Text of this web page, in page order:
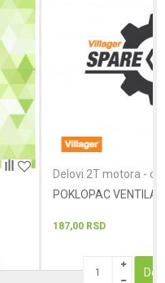
Delovi 2T motora -
POKLOPAC
187,00 RSD